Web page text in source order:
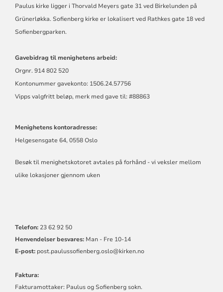
Paulus kirke ligger i Thorvald Meyers gate 31 ved Birkelunden på
Grünerløkka. Sofienberg kirke er lokalisert ved Rathkes gate 18 ved
Sofienbergparken.
Gavebidrag til menighetens arbeid:
Orgnr. 914 802 520
Kontonummer gavekonto: 1506.24.57756
Vipps valgfritt beløp, merk med gave til: #88863
Menighetens kontoradresse:
Helgesensgate 64, 0558 Oslo
Besøk til menighetskotoret avtales på forhånd - vi veksler mellom
ulike lokasjoner gjennom uken
Telefon: 23 62 92 50
Henvendelser besvares: Man - Fre 10-14
E-post: post.paulussofienberg.oslo@kirken.no
Faktura:
Fakturamottaker: Paulus og Sofienberg sokn.